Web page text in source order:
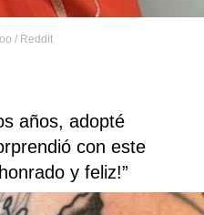
/ Reddit
años, adopté
con este
y feliz!”